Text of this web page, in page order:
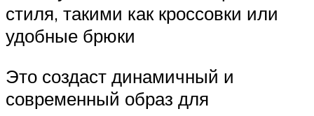
стиля, такими как кроссовки или
удобные брюки
Это создаст динамичный и
современный образ для